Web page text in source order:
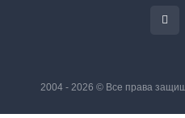
2004 - 2026 © Все права